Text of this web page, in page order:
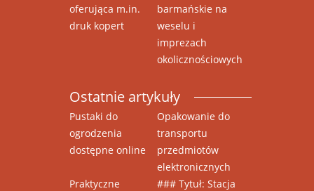
oferująca m.in.
druk kopert
barmańskie na
weselu i
imprezach
okolicznościowych
Ostatnie artykuły
Pustaki do
ogrodzenia
dostępne online
Opakowanie do
transportu
przedmiotów
elektronicznych
Praktyczne
### Tytuł: Stacja